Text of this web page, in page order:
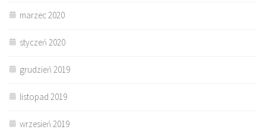
marzec 2020
styczeń 2020
grudzień 2019
listopad 2019
wrzesień 2019